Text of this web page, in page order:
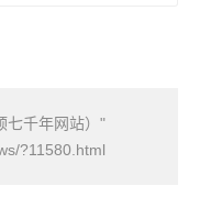
七千年网站）"
?11580.html